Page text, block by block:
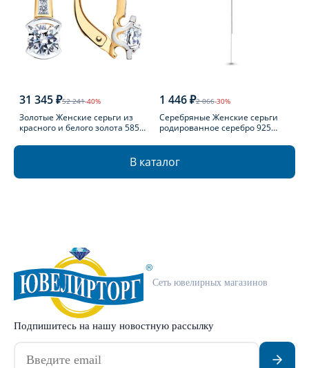
31 345 ₽52 241-40%
Золотые Женские серьги из
красного и белого золота 585
1 446 ₽2 066-30%
Серебряные Женские серьги
родированное серебро 925
В каталог
Сеть ювелирных магазинов
Подпишитесь на нашу новостную рассылку